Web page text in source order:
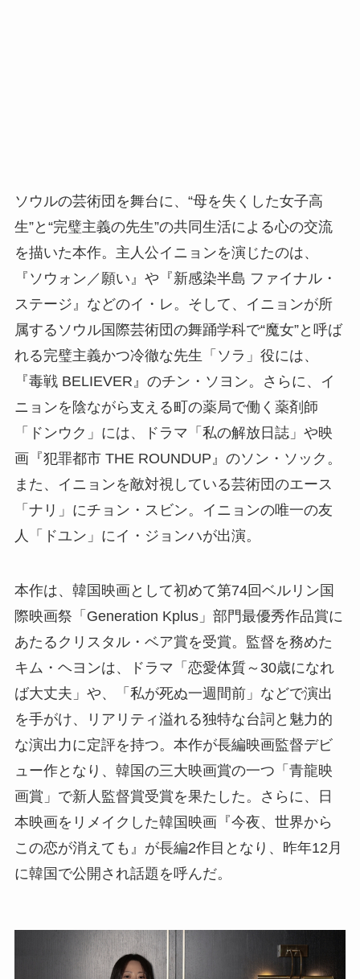
ソウルの芸術団を舞台に、“母を失くした女子高
生”と“完璧主義の先生”の共同生活による心の交流
を描いた本作。主人公イニョンを演じたのは、
『ソウォン／願い』や『新感染半島 ファイナル・
ステージ』などのイ・レ。そして、イニョンが所
属するソウル国際芸術団の舞踊学科で“魔女”と呼ば
れる完璧主義かつ冷徹な先生「ソラ」役には、
『毒戦 BELIEVER』のチン・ソヨン。さらに、イ
ニョンを陰ながら支える町の薬局で働く薬剤師
「ドンウク」には、ドラマ「私の解放日誌」や映
画『犯罪都市 THE ROUNDUP』のソン・ソック。
また、イニョンを敵対視している芸術団のエース
「ナリ」にチョン・スビン。イニョンの唯一の友
人「ドユン」にイ・ジョンハが出演。
本作は、韓国映画として初めて第74回ベルリン国
際映画祭「Generation Kplus」部門最優秀作品賞に
あたるクリスタル・ベア賞を受賞。監督を務めた
キム・ヘヨンは、ドラマ「恋愛体質～30歳になれ
ば大丈夫」や、「私が死ぬ一週間前」などで演出
を手がけ、リアリティ溢れる独特な台詞と魅力的
な演出力に定評を持つ。本作が長編映画監督デビ
ュー作となり、韓国の三大映画賞の一つ「青龍映
画賞」で新人監督賞受賞を果たした。さらに、日
本映画をリメイクした韓国映画『今夜、世界から
この恋が消えても』が長編2作目となり、昨年12月
に韓国で公開され話題を呼んだ。